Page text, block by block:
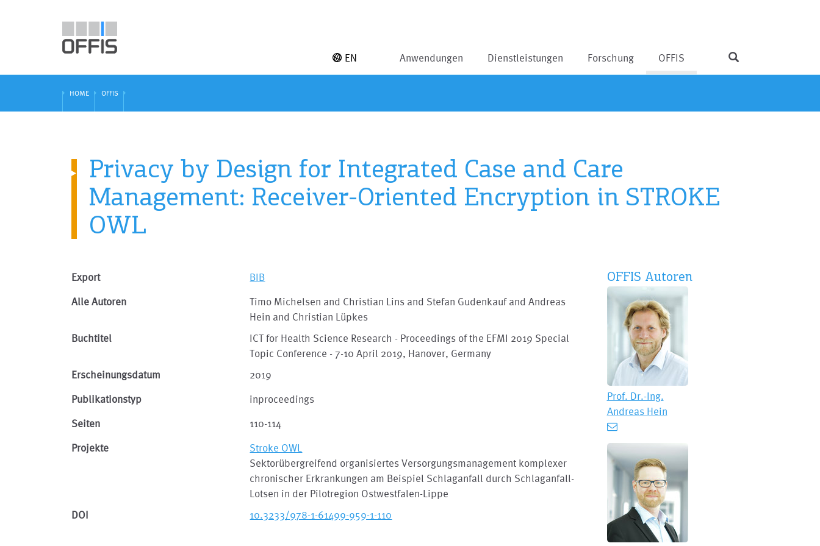
Anwendungen Dienstleistungen Forschung OFFIS
EN
HOME OFFIS
Privacy by Design for Integrated Case and Care
Management: Receiver-Oriented Encryption in STROKE
OWL
Export BIB
Alle Autoren
Timo Michelsen and Christian Lins and Stefan Gudenkauf and Andreas
Hein and Christian Lüpkes
Buchtitel
ICT for Health Science Research - Proceedings of the EFMI 2019 Special
Topic Conference - 7-10 April 2019, Hanover, Germany
Erscheinungsdatum
2019
Publikationstyp inproceedings
Seiten 110-114
Projekte
Stroke OWL
Sektorübergreifend organisiertes Versorgungsmanagement komplexer
chronischer Erkrankungen am Beispiel Schlaganfall durch Schlaganfall-
Lotsen in der Pilotregion Ostwestfalen-Lippe
DOI
10.3233/978-1-61499-959-1-110
OFFIS Autoren
Prof. Dr.-Ing.
Andreas Hein